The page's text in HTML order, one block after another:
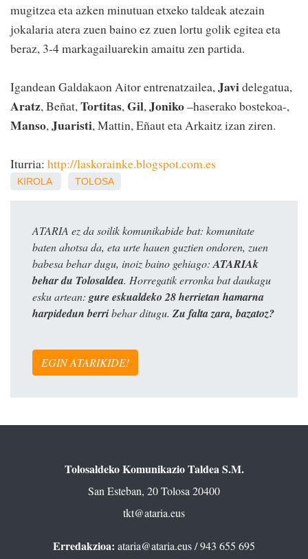
mugitzea eta azken minutuan etxeko taldeak atezain
jokalaria atera zuen baino ez zuen lortu golik egitea eta
beraz, 3-4 markagailuarekin amaitu zen partida.
Igandean Galdakaon Aitor entrenatzailea, Javidelegatua,
Aratz, Beñat, Tortitas, Gil, Joniko–haserako bostekoa-,
Manso, Juaristi, Mattin, Eñaut eta Arkaitz izan ziren.
Iturria: http://laskorainke.blogspot.com.es
KIROLA TOLOSA
ATARIA ez da soilik komunikabide bat: komunitate
baten ahotsa da, eta urte hauen guztien ondoren, zuen
babesa behar dugu, inoiz baino gehiago: ATARIAk
behar du Tolosaldea. Horregatik erronka bat daukagu
esku artean: gure eskualdeko 28 herrietan hamarna
harpidedun berribehar ditugu. Zu falta zara, bazatoz?
EGIN ATARIKIDE!
Tolosaldeko Komunikazio Taldea S.M.
San Esteban, 20 Tolosa 20400
tkt@ataria.eus
Erredakzioa: ataria@ataria.eus/ 943 655 695